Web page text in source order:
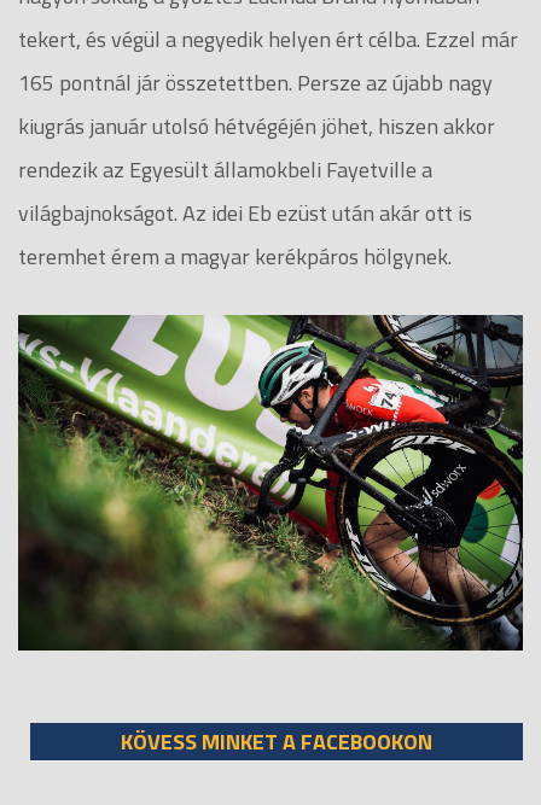
tekert, és végül a negyedik helyen ért célba. Ezzel már
165 pontnál jár összetettben. Persze az újabb nagy
kiugrás január utolsó hétvégéjén jöhet, hiszen akkor
rendezik az Egyesült államokbeli Fayetville a
világbajnokságot. Az idei Eb ezüst után akár ott is
teremhet érem a magyar kerékpáros hölgynek.
KÖVESS MINKET A FACEBOOKON